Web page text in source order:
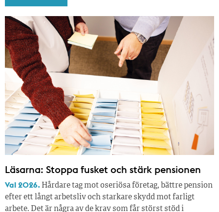
Läsarna: Stoppa fusket och stärk pensionen
Val 2026. Hårdare tag mot oseriösa företag, bättre pension
efter ett långt arbetsliv och starkare skydd mot farligt
arbete. Det är några av de krav som får störst stöd i